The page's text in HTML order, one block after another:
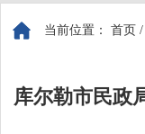
当前位置： 首页 /
库尔勒市民政